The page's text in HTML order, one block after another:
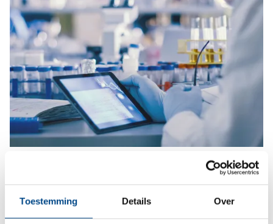
Toestemming Details Over
Wij maken samenwerken graag zo
makkelijk mogelijk.
Voor milieu- en levensmiddelenanalyses kunt u bij ons